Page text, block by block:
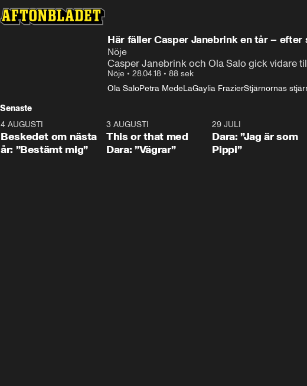
Här fäller Casper Janebrink en tår – efter
Nöje
Casper Janebrink och Ola Salo gick vidare
Nöje • 28.04.18 • 88 sek
Ola SaloPetra MedeLaGaylia FrazierStjärnornas
Senaste
0:24
4 AUGUSTI
Beskedet om nästa
år: ”Bestämt mig”
1:02
3 AUGUSTI
This or that med
Dara: ”Vägrar”
29 JULI
Dara: ”Jag är som
Pippi”